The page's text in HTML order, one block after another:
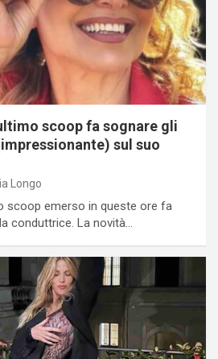
scoop fa sognare gli
sul suo
Longo
scoop emerso in queste ore fa
conduttrice. La novità…